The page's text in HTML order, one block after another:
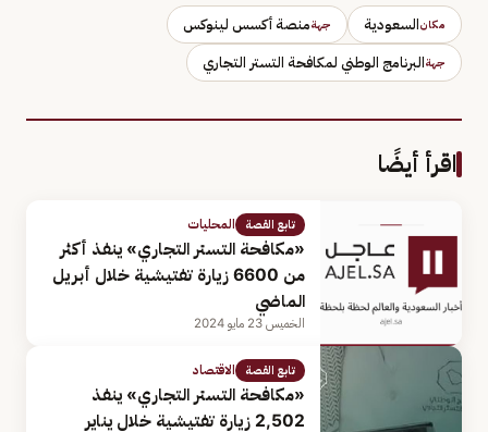
مكانالسعودية جهةمنصة أكسس لينوكس
جهةالبرنامج الوطني لمكافحة التستر التجاري
اقرأ أيضًا
تابع القصة المحليات
«مكافحة التستر التجاري» ينفذ أكثر
من 6600 زيارة تفتيشية خلال أبريل
الماضي
الخميس 23 مايو 2024
تابع القصة الاقتصاد
«مكافحة التستر التجاري» ينفذ
2,502 زيارة تفتيشية خلال يناير